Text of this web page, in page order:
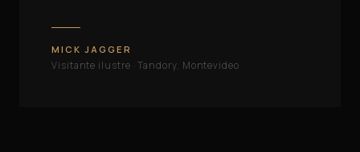
MICK JAGGER
Visitante ilustre · Tandory, Montevideo